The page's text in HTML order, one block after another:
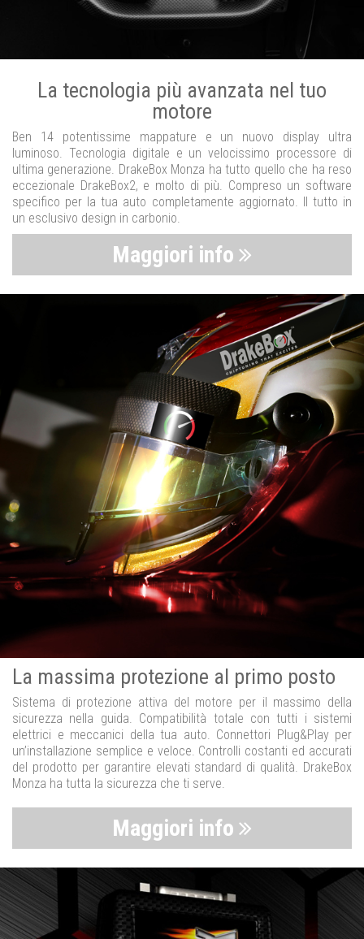
La tecnologia più avanzata nel tuo
motore
Ben 14 potentissime mappature e un nuovo display ultra
luminoso. Tecnologia digitale e un velocissimo processore di
ultima generazione. DrakeBox Monza ha tutto quello che ha reso
eccezionale DrakeBox2, e molto di più. Compreso un software
specifico per la tua auto completamente aggiornato. Il tutto in
un esclusivo design in carbonio.
Maggiori info
La massima protezione al primo posto
Sistema di protezione attiva del motore per il massimo della
sicurezza nella guida. Compatibilità totale con tutti i sistemi
elettrici e meccanici della tua auto. Connettori Plug&Play per
un’installazione semplice e veloce. Controlli costanti ed accurati
del prodotto per garantire elevati standard di qualità. DrakeBox
Monza ha tutta la sicurezza che ti serve.
Maggiori info